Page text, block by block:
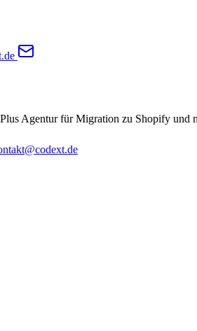
Agentur für Migration zu Shopify und